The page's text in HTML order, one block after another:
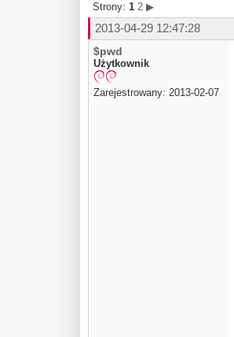
Strony: 1 2 ▶
2013-04-29 12:47:28
$pwd
Użytkownik
Zarejestrowany: 2013-02-07